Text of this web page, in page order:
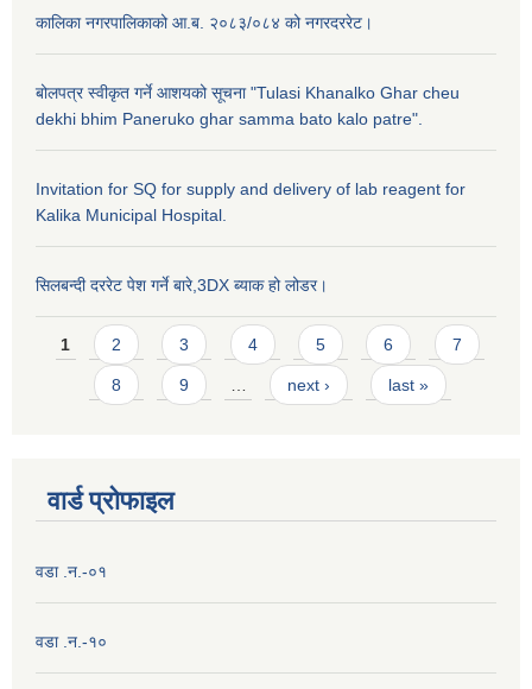
कालिका नगरपालिकाको आ.ब. २०८३/०८४ को नगरदररेट।
बोलपत्र स्वीकृत गर्ने आशयको सूचना "Tulasi Khanalko Ghar cheu
dekhi bhim Paneruko ghar samma bato kalo patre".
Invitation for SQ for supply and delivery of lab reagent for
Kalika Municipal Hospital.
सिलबन्दी दररेट पेश गर्ने बारे,3DX ब्याक हो लोडर।
Pages
1 2 3 4 5 6 7
8 9 next › last »
वार्ड प्राेफाइल
वडा .न.-०१
वडा .न.-१०